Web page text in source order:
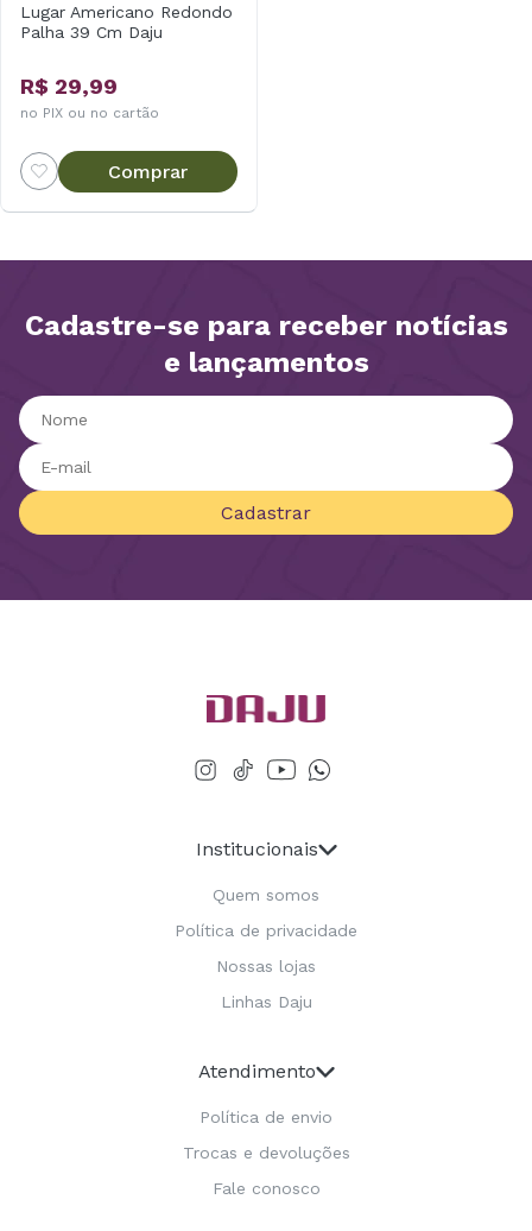
Lugar Americano Redondo
Palha 39 Cm Daju
R$ 29,99
no PIX ou no cartão
Comprar
Cadastre-se para receber notícias
e lançamentos
Cadastrar
Institucionais
Quem somos
Política de privacidade
Nossas lojas
Linhas Daju
Atendimento
Política de envio
Trocas e devoluções
Fale conosco